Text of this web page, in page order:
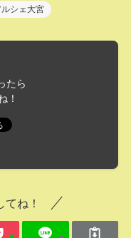
ルシェ大宮
たら
！
ね！